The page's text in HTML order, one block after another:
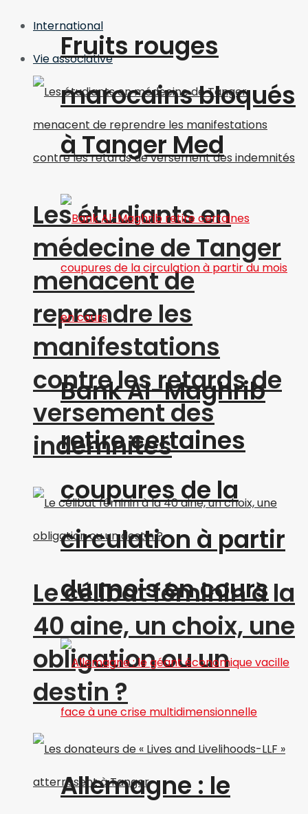
International
Vie associative
Les étudiants en
médecine de Tanger
menacent de
reprendre les
manifestations
contre les retards de
versement des
indemnités
Le célibat féminin à la
40 aine, un choix, une
obligation ou un
destin ?
Fruits rouges
marocains bloqués
à Tanger Med
Bank Al-Maghrib
retire certaines
coupures de la
circulation à partir
du mois en cours
Allemagne : le